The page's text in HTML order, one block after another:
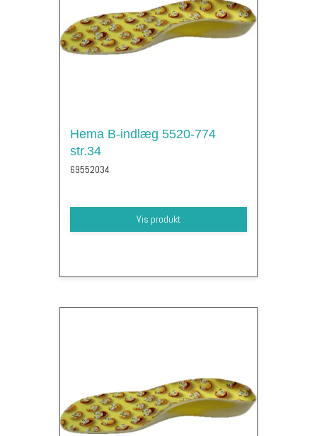
Hema B-indlæg 5520-774
str.34
69552034
Vis produkt